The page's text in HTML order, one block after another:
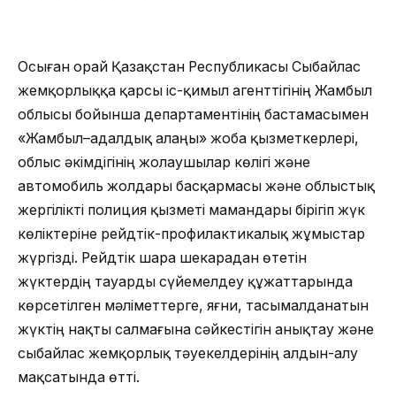
Осыған орай Қазақстан Республикасы Сыбайлас
жемқорлыққа қарсы іс-қимыл агенттігінің Жамбыл
облысы бойынша департаментінің бастамасымен
«Жамбыл–адалдық алаңы» жоба қызметкерлері,
облыс әкімдігінің жолаушылар көлігі және
автомобиль жолдары басқармасы және облыстық
жергілікті полиция қызметі мамандары бірігіп жүк
көліктеріне рейдтік-профилактикалық жұмыстар
жүргізді. Рейдтік шара шекарадан өтетін
жүктердің тауарды сүйемелдеу құжаттарында
көрсетілген мәліметтерге, яғни, тасымалданатын
жүктің нақты салмағына сәйкестігін анықтау және
сыбайлас жемқорлық тәуекелдерінің алдын-алу
мақсатында өтті.